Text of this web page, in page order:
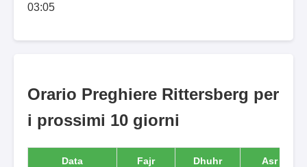
03:05
Orario Preghiere Rittersberg per
i prossimi 10 giorni
Data Fajr Dhuhr Asr